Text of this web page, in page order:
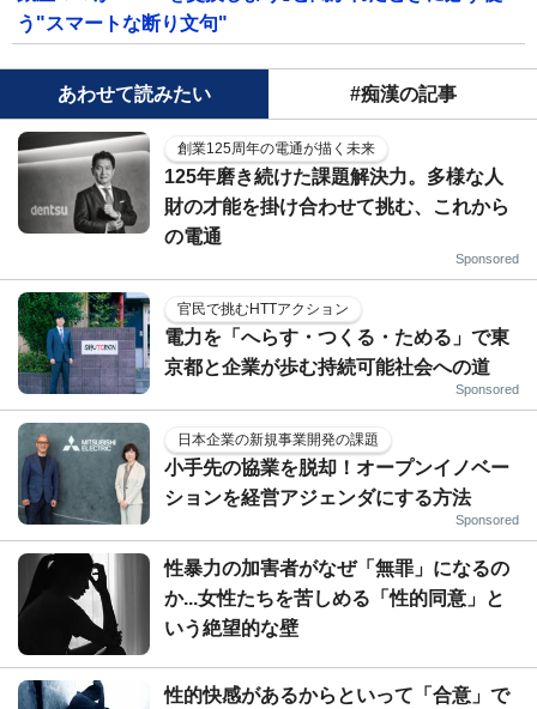
う"スマートな断り文句"
あわせて読みたい #痴漢の記事
創業125周年の電通が描く未来
125年磨き続けた課題解決力。多様な人
財の才能を掛け合わせて挑む、これから
の電通
Sponsored
官民で挑むHTTアクション
電力を「へらす・つくる・ためる」で東
京都と企業が歩む持続可能社会への道
Sponsored
日本企業の新規事業開発の課題
小手先の協業を脱却！オープンイノベー
ションを経営アジェンダにする方法
Sponsored
性暴力の加害者がなぜ「無罪」になるの
か...女性たちを苦しめる「性的同意」と
いう絶望的な壁
性的快感があるからといって「合意」で